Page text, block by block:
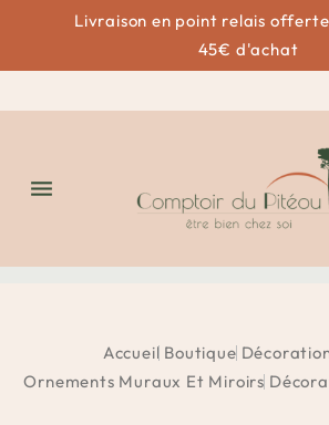
Livraison en point relais
45€ d'achat

Accueil Boutique
Ornements Muraux Et Miroirs